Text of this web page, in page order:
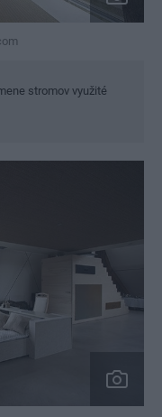
stromov využité